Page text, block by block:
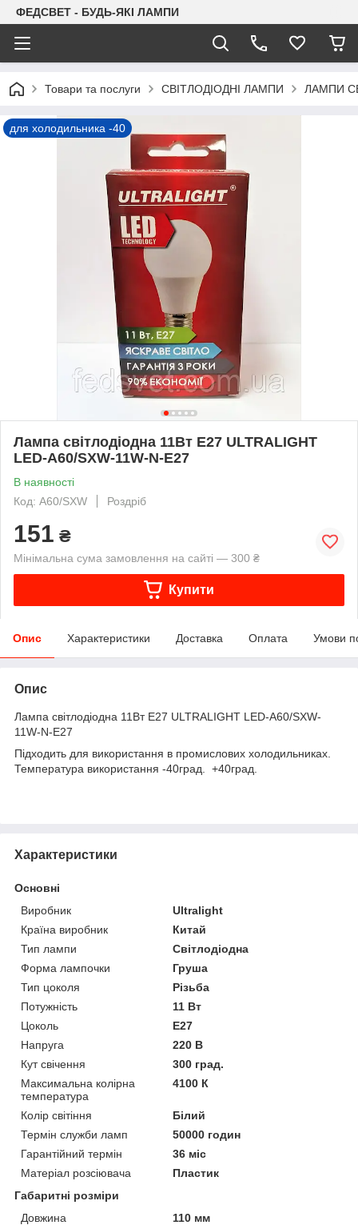
ФЕДСВЕТ - БУДЬ-ЯКІ ЛАМПИ
Товари та послуги СВІТЛОДІОДНІ ЛАМПИ ЛАМПИ
для холодильника -40
Лампа світлодіодна 11Вт Е27 ULTRALIGHT
LED-A60/SXW-11W-N-E27
В наявності
Код: A60/SXW
Роздріб
151 ₴
Мінімальна сума замовлення на сайті — 300 ₴
Купити
Опис Характеристики Доставка Оплата Умови
Опис
Лампа світлодіодна 11Вт Е27 ULTRALIGHT LED-A60/SXW-
11W-N-E27
Підходить для використання в промислових холодильниках.
Температура використання -40град. +40град.
Характеристики
Основні
Виробник
Ultralight
Країна виробник
Китай
Тип лампи
Світлодіодна
Форма лампочки
Груша
Тип цоколя
Різьба
Потужність
11 Вт
Цоколь
E27
Напруга
220 В
Кут свічення
300 град.
Максимальна колірна
температура
4100 К
Колір світіння
Білий
Термін служби ламп
50000 годин
Гарантійний термін
36 міс
Матеріал розсіювача
Пластик
Габаритні розміри
Довжина
110 мм